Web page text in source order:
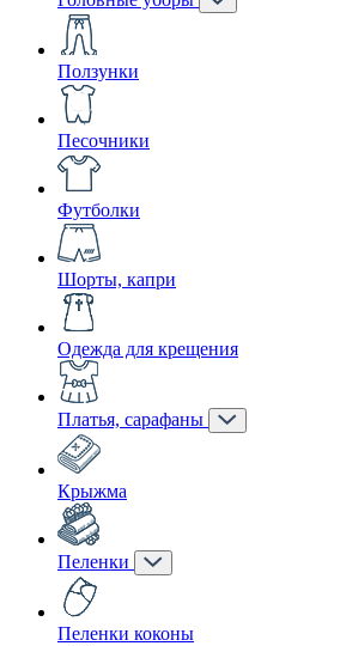
Ползунки
Песочники
Футболки
Шорты, капри
Одежда для крещения
Платья, сарафаны
Крыжма
Пеленки
Пеленки коконы